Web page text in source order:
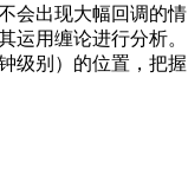
会出现大幅回调的情
运用缠论进行分析。
级别）的位置，把握